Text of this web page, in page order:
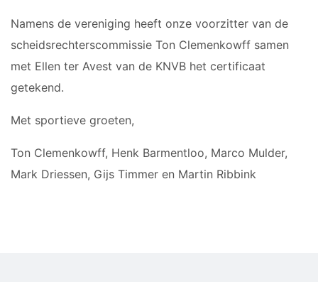
Namens de vereniging heeft onze voorzitter van de
scheidsrechterscommissie Ton Clemenkowff samen
met Ellen ter Avest van de KNVB het certificaat
getekend.
Met sportieve groeten,
Ton Clemenkowff, Henk Barmentloo, Marco Mulder,
Mark Driessen, Gijs Timmer en Martin Ribbink